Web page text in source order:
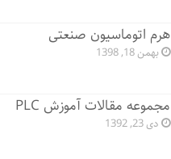
هرم اتوماسیون صنعتی
بهمن 18, 1398
مجموعه مقالات آموزش PLC
دی 23, 1392